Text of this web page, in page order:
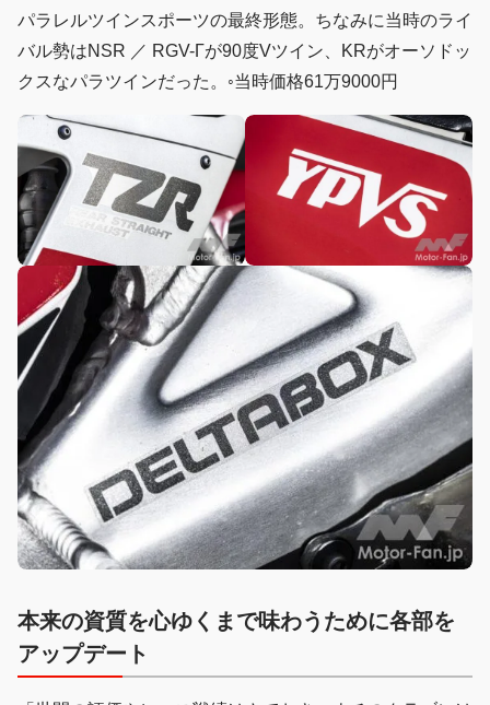
パラレルツインスポーツの最終形態。ちなみに当時のライ
バル勢はNSR ／ RGV-Γが90度Vツイン、KRがオーソドッ
クスなパラツインだった。◦当時価格61万9000円
本来の資質を心ゆくまで味わうために各部を
アップデート